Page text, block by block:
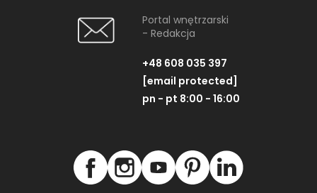
Portal wnętrzarski
- Redakcja
+48 608 035 397
[email protected]
pn - pt 8:00 - 16:00